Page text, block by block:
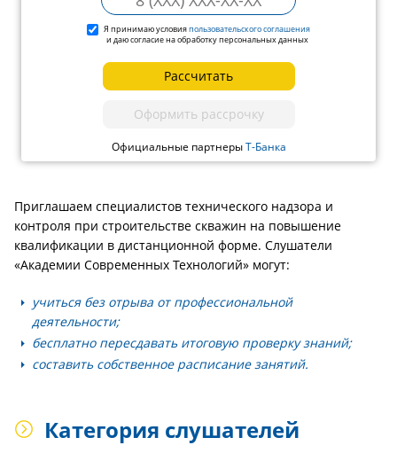
Я принимаю условияпользовательского соглашения
и даю согласие на обработку персональных данных
Рассчитать
Оформить рассрочку
Официальные партнерыТ-Банка
Приглашаем специалистов технического надзора и
контроля при строительстве скважин на повышение
квалификации в дистанционной форме. Слушатели
«Академии Современных Технологий» могут:
учиться без отрыва от профессиональной
деятельности;
бесплатно пересдавать итоговую проверку знаний;
составить собственное расписание занятий.
Категория слушателей